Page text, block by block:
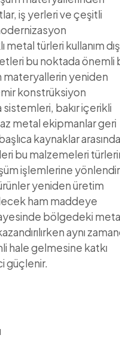
iş yerleri ve çeşitli
türleri kullanım
bu noktada önemli
materyallerin yeniden
konstrüksiyon
bakır içerikli
metal ekipmanlar geri
kaynaklar arasında
bu malzemeleri
işlemlerine
yeniden üretim
ham maddeye
bölgedeki
aynı
hale gelmesine katkı
güçlenir.